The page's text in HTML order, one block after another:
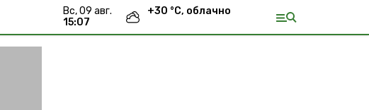
вс, 09 авг.
15:07
+30 °С, облачно